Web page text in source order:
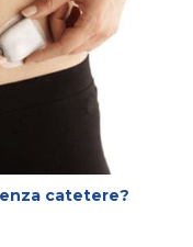
catetere?